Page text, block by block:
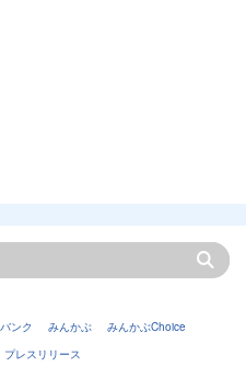
バンク みんかぶ
みんかぶChoice
プレスリリース